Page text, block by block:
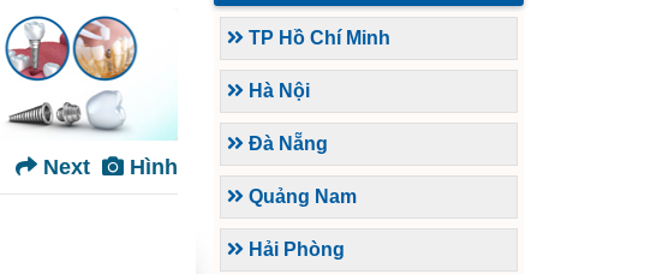
Hình
Next
TP Hồ Chí Minh
Hà Nội
Đà Nẵng
Quảng Nam
Hải Phòng